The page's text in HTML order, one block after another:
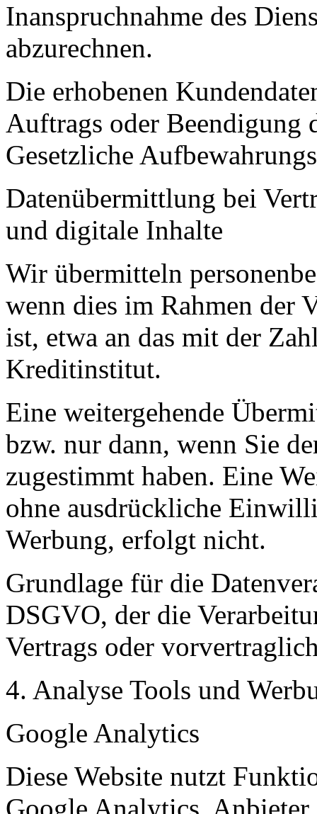
Inanspruchnahme des
abzurechnen.
Die erhobenen
Auftrags oder Beendigung
Gesetzliche
Datenübermittlung bei
und digitale Inhalte
Wir übermitteln
wenn dies im Rahmen der
ist, etwa an das mit der
Kreditinstitut.
Eine weitergehende
bzw. nur dann, wenn Sie
zugestimmt haben. Eine
ohne ausdrückliche
Werbung, erfolgt nicht.
Grundlage für die
DSGVO, der die
Vertrags oder
4. Analyse Tools und
Google Analytics
Diese Website nutzt